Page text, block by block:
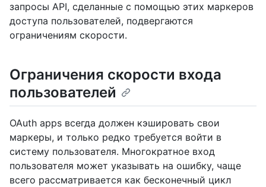
запросы API, сделанные с помощью этих маркеров
доступа пользователей, подвергаются
ограничениям скорости.
Ограничения скорости входа
пользователей
OAuth apps всегда должен кэшировать свои
маркеры, и только редко требуется войти в
систему пользователя. Многократное вход
пользователя может указывать на ошибку, чаще
всего рассматривается как бесконечный цикл